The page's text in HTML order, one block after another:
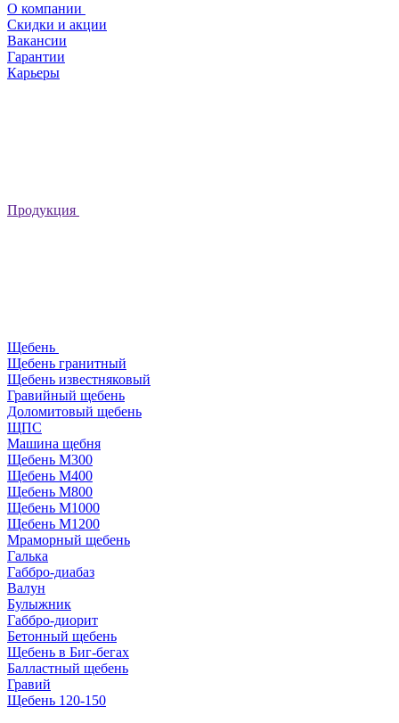
О компании
Скидки и акции
Вакансии
Гарантии
Карьеры
Продукция
Щебень
Щебень гранитный
Щебень известняковый
Гравийный щебень
Доломитовый щебень
ЩПС
Машина щебня
Щебень М300
Щебень М400
Щебень М800
Щебень М1000
Щебень М1200
Мраморный щебень
Галька
Габбро-диабаз
Валун
Булыжник
Габбро-диорит
Бетонный щебень
Щебень в Биг-бегах
Балластный щебень
Гравий
Щебень 120-150